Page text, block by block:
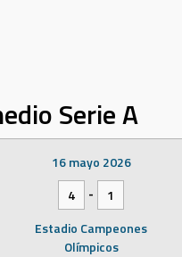
Serie A
16 mayo 2026
4
-
1
Estadio Campeones
Olímpicos